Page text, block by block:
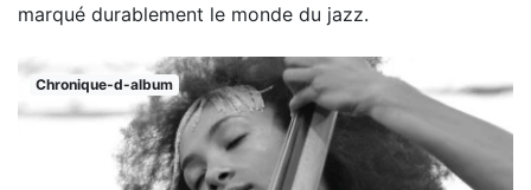
marqué durablement le monde du jazz.
Chronique-d-album